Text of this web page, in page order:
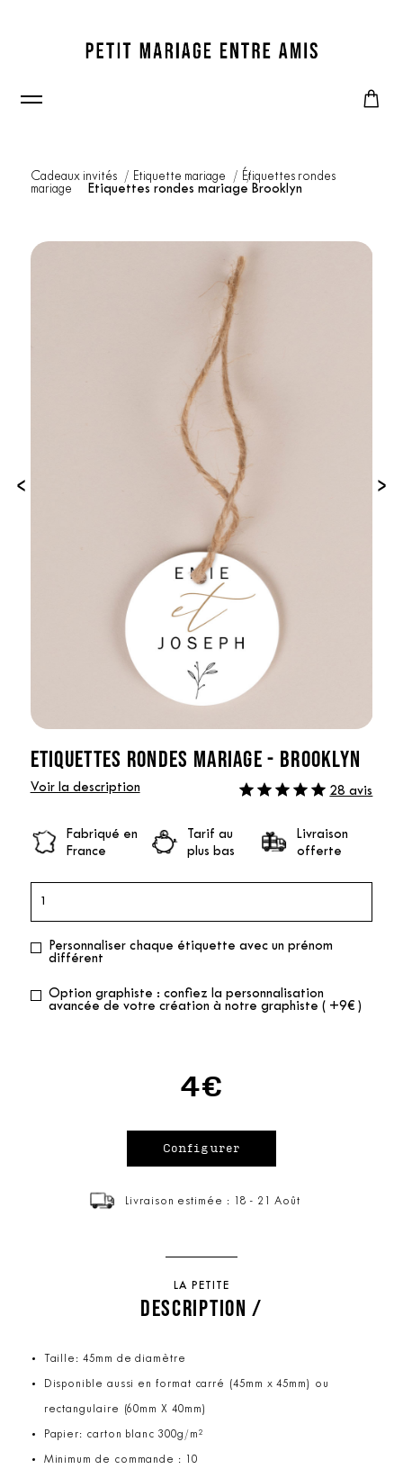
Cadeaux invités Etiquette mariage
Étiquettes rondes
mariage
Etiquettes rondes mariage Brooklyn
‹ ›
ETIQUETTES RONDES MARIAGE - BROOKLYN
Voir la description 28 avis
Fabriqué en
France
Tarif au
plus bas
Livraison
offerte
Personnaliser chaque étiquette avec un prénom
différent
Option graphiste : confiez la personnalisation
avancée de votre création à notre graphiste ( +9€ )
4€
Livraison estimée : 18 - 21 Août
LA PETITE
DESCRIPTION /
Taille: 45mm de diamètre
Disponible aussi en format carré (45mm x 45mm) ou
rectangulaire (60mm X 40mm)
Papier: carton blanc 300g/m²
Minimum de commande : 10